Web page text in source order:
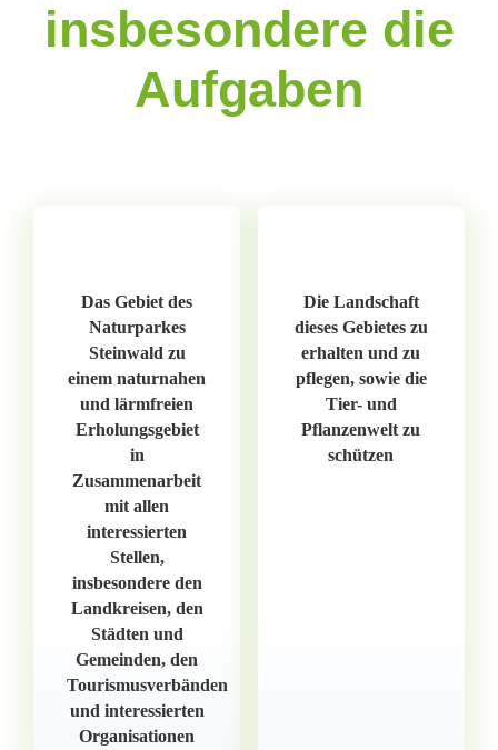
insbesondere die
Aufgaben
Das Gebiet des
Naturparkes
Steinwald zu
einem naturnahen
und lärmfreien
Erholungsgebiet
in
Zusammenarbeit
mit allen
interessierten
Stellen,
insbesondere den
Landkreisen, den
Städten und
Gemeinden, den
Tourismusverbänden
und interessierten
Organisationen
Die Landschaft
dieses Gebietes zu
erhalten und zu
pflegen, sowie die
Tier- und
Pflanzenwelt zu
schützen